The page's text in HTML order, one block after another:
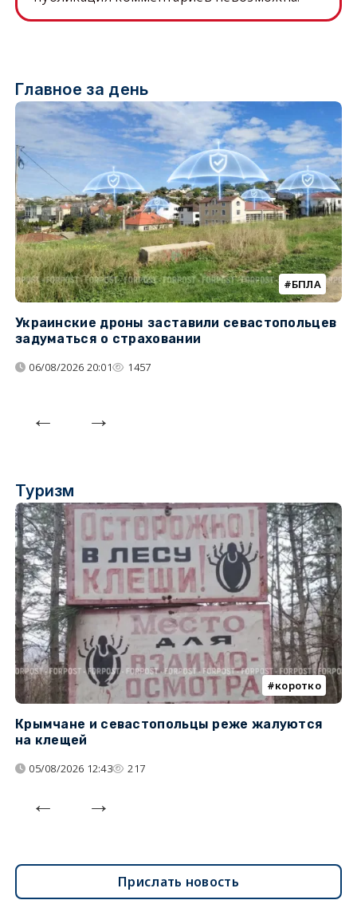
Главное за день
БПЛА
Украинские дроны заставили севастопольцев
задуматься о страховании
06/08/2026 20:01 1457
Туризм
коротко
Крымчане и севастопольцы реже жалуются
на клещей
05/08/2026 12:43 217
Прислать новость